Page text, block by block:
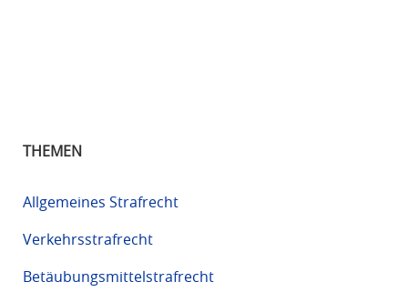
THEMEN
Allgemeines Strafrecht
Verkehrsstrafrecht
Betäubungsmittelstrafrecht